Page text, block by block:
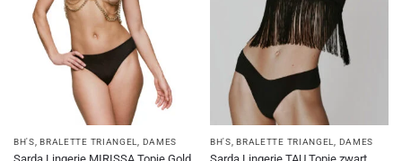
BH'S ,BRALETTE TRIANGEL DAMES BH'S ,BRALETTE TRIANGEL DAMES